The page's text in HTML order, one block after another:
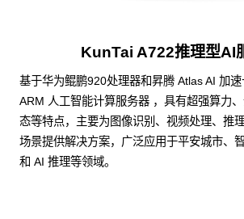
KunTai A722推理型AI
基于华为鲲鹏920处理器和昇腾 Atlas AI 加
ARM 人工智能计算服务器 ，具有超强算力
态等特点，主要为图像识别、视频处理、推
场景提供解决方案，广泛应用于平安城市、
和 AI 推理等领域。